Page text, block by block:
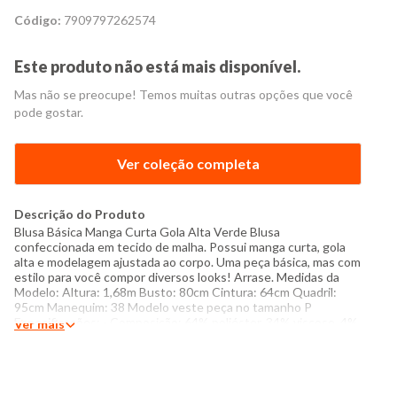
Código: 7909797262574
Este produto não está mais disponível.
Mas não se preocupe! Temos muitas outras opções que você
pode gostar.
Ver coleção completa
Descrição do Produto
Blusa Básica Manga Curta Gola Alta Verde Blusa
confeccionada em tecido de malha. Possui manga curta, gola
alta e modelagem ajustada ao corpo. Uma peça básica, mas com
estilo para você compor diversos looks! Arrase. Medidas da
Modelo: Altura: 1,68m Busto: 80cm Cintura: 64cm Quadril:
95cm Manequim: 38 Modelo veste peça no tamanho P
Especificações: - Composição: 64% poliéster, 34% viscose, 4%
Ver mais